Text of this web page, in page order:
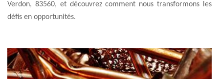
Verdon, 83560, et découvrez comment nous transformons les
défis en opportunités.